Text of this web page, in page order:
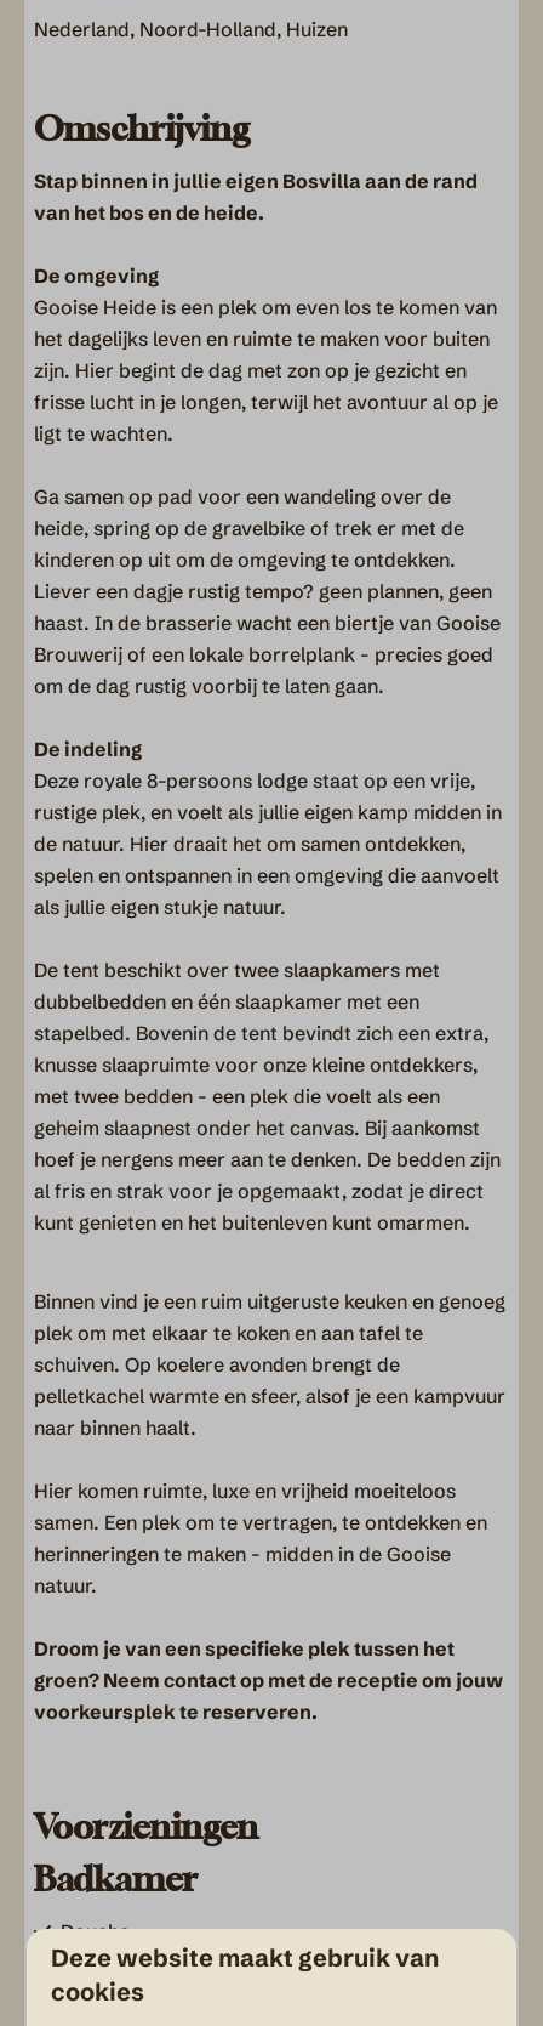
Nederland, Noord-Holland, Huizen
Omschrijving
Stap binnen in jullie eigen Bosvilla aan de rand
van het bos en de heide.
De omgeving
Gooise Heide is een plek om even los te komen van
het dagelijks leven en ruimte te maken voor buiten
zijn. Hier begint de dag met zon op je gezicht en
frisse lucht in je longen, terwijl het avontuur al op je
ligt te wachten.
Ga samen op pad voor een wandeling over de
heide, spring op de gravelbike of trek er met de
kinderen op uit om de omgeving te ontdekken.
Liever een dagje rustig tempo? geen plannen, geen
haast. In de brasserie wacht een biertje van Gooise
Brouwerij of een lokale borrelplank - precies goed
om de dag rustig voorbij te laten gaan.
De indeling
Deze royale 8-persoons lodge staat op een vrije,
rustige plek, en voelt als jullie eigen kamp midden in
de natuur. Hier draait het om samen ontdekken,
spelen en ontspannen in een omgeving die aanvoelt
als jullie eigen stukje natuur.
De tent beschikt over twee slaapkamers met
dubbelbedden en één slaapkamer met een
stapelbed. Bovenin de tent bevindt zich een extra,
knusse slaapruimte voor onze kleine ontdekkers,
met twee bedden - een plek die voelt als een
geheim slaapnest onder het canvas. Bij aankomst
hoef je nergens meer aan te denken. De bedden zijn
al fris en strak voor je opgemaakt, zodat je direct
kunt genieten en het buitenleven kunt omarmen.
Binnen vind je een ruim uitgeruste keuken en genoeg
plek om met elkaar te koken en aan tafel te
schuiven. Op koelere avonden brengt de
pelletkachel warmte en sfeer, alsof je een kampvuur
naar binnen haalt.
Hier komen ruimte, luxe en vrijheid moeiteloos
samen. Een plek om te vertragen, te ontdekken en
herinneringen te maken - midden in de Gooise
natuur.
Droom je van een specifieke plek tussen het
groen? Neem contact op met de receptie om jouw
voorkeursplek te reserveren.
Voorzieningen
Badkamer
Douche
Toilet
Handdoeken
Deze website maakt gebruik van
cookies